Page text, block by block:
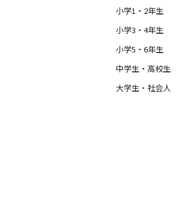
小学1・2年生
小学3・4年生
小学5・6年生
中学生・高校生
大学生・社会人